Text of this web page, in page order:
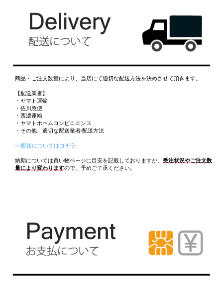
商品・ご注文数量により、当店にて適切な配送方法を決めさせて頂きます。
【配送業者】
・ヤマト運輸
・佐川急便
・西濃運輸
・ヤマトホームコンビニエンス
・その他、適切な配送業者/配送方法
>>配送についてはコチラ
納期については買い物ページに目安を記載しておりますが、 受注状況やご注文数
量により変わりますので、予めご了承ください。